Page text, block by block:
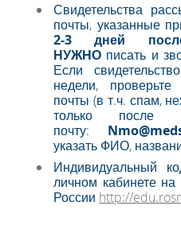
Свидетельства
почты, указанные
2-3 дней
НУЖНО писать и
Если
недели,
почты (в т.ч. спам,
только после
почту:
указать ФИО,
Индивидуальный
личном кабинете
России http://